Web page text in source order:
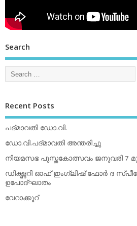
Search
Recent Posts
പദ്മാവതി ഡോ.വി.
ഡോ.വി.പദ്മാവതി അന്തരിച്ചു
നിയമസഭ പുസ്തകോത്സവം ജനുവരി 7
ഡിക്ഷ്ണറി ഓഫ് ഇംഗ്ലിഷ് ഫോര്‍ ദ
ഉപോദ്ഘാതം
വേറാക്കൂറ്